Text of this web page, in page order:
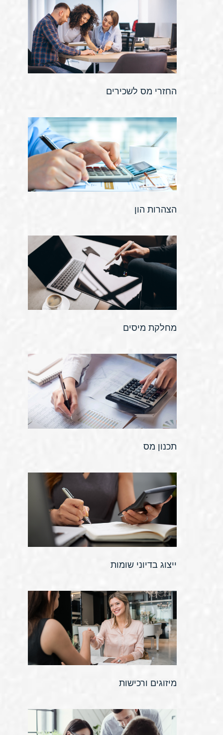
החזרי מס לשכירים
הצהרות הון
מחלקת מיסים
תכנון מס
ייצוג בדיוני שומות
מיזוגים ורכישות